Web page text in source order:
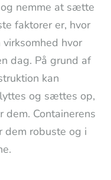
nemme at sætte
faktorer er, hvor
hvor
dag. På grund af
kan
og sættes op,
dem. Containerens
dem robuste og i